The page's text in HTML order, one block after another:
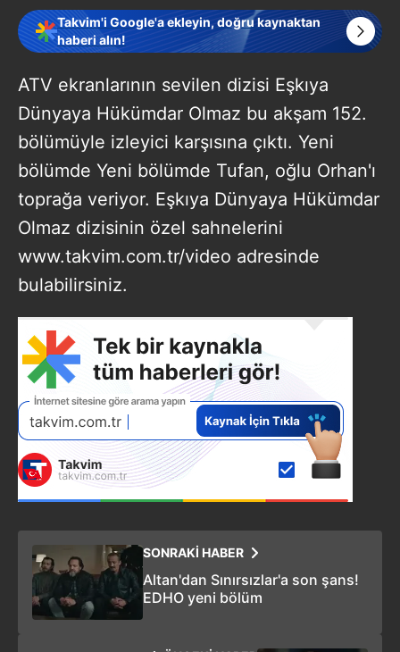
Takvim'i Google'a ekleyin, doğru kaynaktan
haberi alın!
ATV ekranlarının sevilen dizisi Eşkıya
Dünyaya Hükümdar Olmaz bu akşam 152.
bölümüyle izleyici karşısına çıktı. Yeni
bölümde Yeni bölümde Tufan, oğlu Orhan'ı
toprağa veriyor. Eşkıya Dünyaya Hükümdar
Olmaz dizisinin özel sahnelerini
www.takvim.com.tr/video adresinde
bulabilirsiniz.
SONRAKİ HABER
Altan'dan Sınırsızlar'a son şans!
EDHO yeni bölüm